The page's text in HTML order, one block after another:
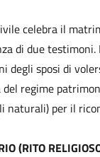
celebra il
di due
degli sposi di
regime
naturali) per il
(RITO